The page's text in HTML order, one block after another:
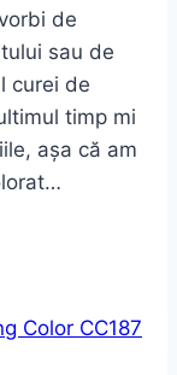
de
sau de
curei de
timp mi
așa că am